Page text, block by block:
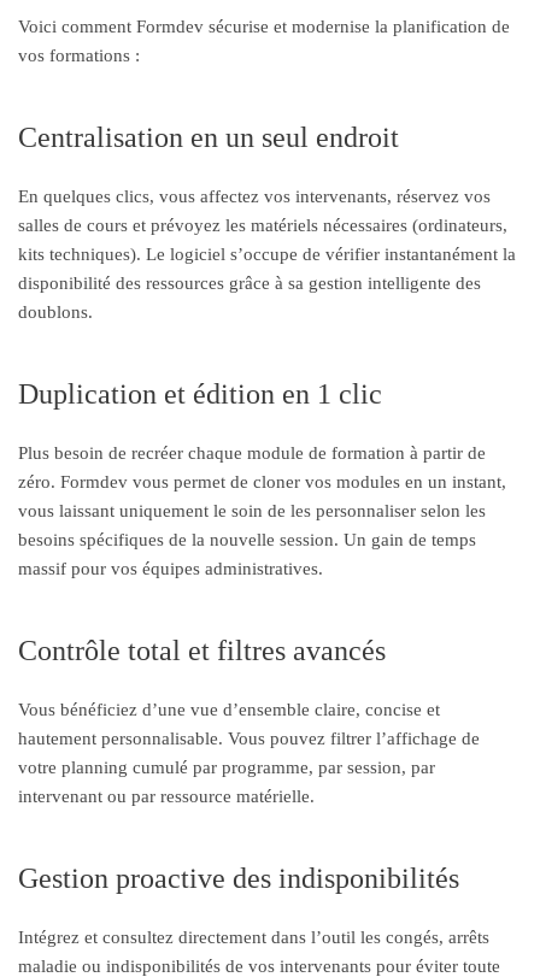
Voici comment Formdev sécurise et modernise la planification de
vos formations :
Centralisation en un seul endroit
En quelques clics, vous affectez vos intervenants, réservez vos
salles de cours et prévoyez les matériels nécessaires (ordinateurs,
kits techniques). Le logiciel s’occupe de vérifier instantanément la
disponibilité des ressources grâce à sa gestion intelligente des
doublons.
Duplication et édition en 1 clic
Plus besoin de recréer chaque module de formation à partir de
zéro. Formdev vous permet de cloner vos modules en un instant,
vous laissant uniquement le soin de les personnaliser selon les
besoins spécifiques de la nouvelle session. Un gain de temps
massif pour vos équipes administratives.
Contrôle total et filtres avancés
Vous bénéficiez d’une vue d’ensemble claire, concise et
hautement personnalisable. Vous pouvez filtrer l’affichage de
votre planning cumulé par programme, par session, par
intervenant ou par ressource matérielle.
Gestion proactive des indisponibilités
Intégrez et consultez directement dans l’outil les congés, arrêts
maladie ou indisponibilités de vos intervenants pour éviter toute